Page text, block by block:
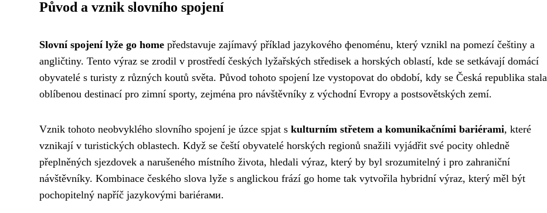
Původ a vznik slovního spojení
Slovní spojení lyže go home představuje zajímavý příklad jazykového феnoménu, který vznikl na pomezí češtiny a
angličtiny. Tento výraz se zrodil v prostředí českých lyžařských středisek a horských oblastí, kde se setkávají domácí
obyvatelé s turisty z různých koutů světa. Původ tohoto spojení lze vystopovat do období, kdy se Česká republika stala
oblíbenou destinací pro zimní sporty, zejména pro návštěvníky z východní Evropy a postsovětských zemí.
Vznik tohoto neobvyklého slovního spojení je úzce spjat s kulturním střetem a komunikačními bariérami, které
vznikají v turistických oblastech. Když se čeští obyvatelé horských regionů snažili vyjádřit své pocity ohledně
přeplněných sjezdovek a narušeného místního života, hledali výraz, který by byl srozumitelný i pro zahraniční
návštěvníky. Kombinace českého slova lyže s anglickou frází go home tak vytvořila hybridní výraz, který měl být
pochopitelný napříč jazykovými bariérами.